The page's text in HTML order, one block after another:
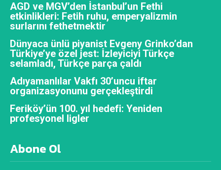
AGD ve MGV’den İstanbul’un Fethi
etkinlikleri: Fetih ruhu, emperyalizmin
surlarını fethetmektir
Dünyaca ünlü piyanist Evgeny Grinko’dan
Türkiye’ye özel jest: İzleyiciyi Türkçe
selamladı, Türkçe parça çaldı
Adıyamanlılar Vakfı 30’uncu iftar
organizasyonunu gerçekleştirdi
Feriköy’ün 100. yıl hedefi: Yeniden
profesyonel ligler
Abone Ol